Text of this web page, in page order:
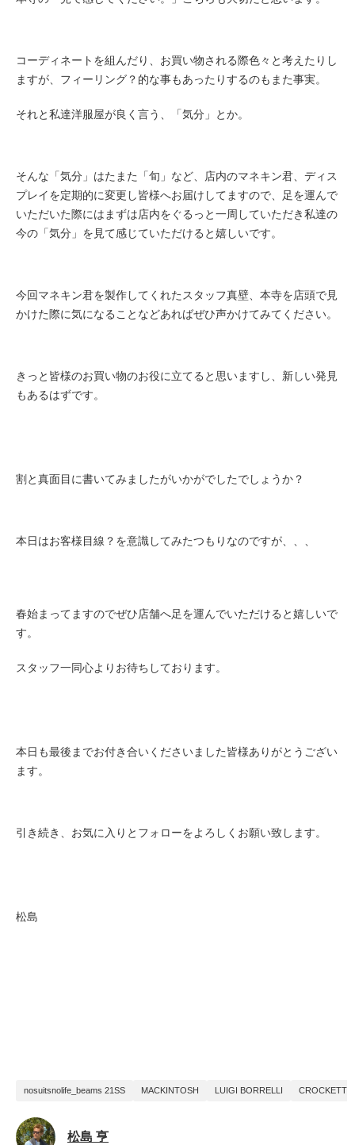
コーディネートを組んだり、お買い物される際色々と考えたりし
ますが、フィーリング？的な事もあったりするのもまた事実。
それと私達洋服屋が良く言う、「気分」とか。
そんな「気分」はたまた「旬」など、店内のマネキン君、ディス
プレイを定期的に変更し皆様へお届けしてますので、足を運んで
いただいた際にはまずは店内をぐるっと一周していただき私達の
今の「気分」を見て感じていただけると嬉しいです。
今回マネキン君を製作してくれたスタッフ真壁、本寺を店頭で見
かけた際に気になることなどあればぜひ声かけてみてください。
きっと皆様のお買い物のお役に立てると思いますし、新しい発見
もあるはずです。
割と真面目に書いてみましたがいかがでしたでしょうか？
本日はお客様目線？を意識してみたつもりなのですが、、、
春始まってますのでぜひ店舗へ足を運んでいただけると嬉しいで
す。
スタッフ一同心よりお待ちしております。
本日も最後までお付き合いくださいました皆様ありがとうござい
ます。
引き続き、お気に入りとフォローをよろしくお願い致します。
松島
nosuitsnolife_beams 21SS MACKINTOSH LUIGI BORRELLI CROCKETT
松島 亨